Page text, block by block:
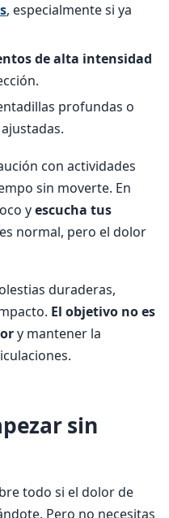
, especialmente si ya
de alta intensidad
profundas o
con actividades
sin moverte. En
yescucha tus
normal, pero el dolor
duraderas,
El objetivo no es
y mantener la
sin
todo si el dolor de
Pero no necesitas